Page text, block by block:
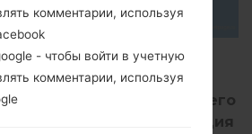
опубликованному на
Samsung стремится
телефонов 5G среднего
корпорация
комментарии, используя
- чтобы войти в учетную
комментарии, используя